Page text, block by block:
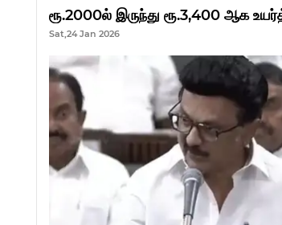
ரூ.2000ல் இருந்து ரூ.3,400 ஆக
முதல்வர் மு.க.ஸ்டாலின்..!
Sat,24 Jan 2026